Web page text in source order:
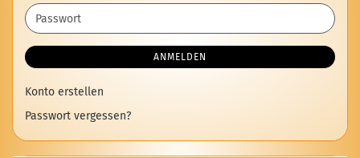
Adresse
Passwort
ANMELDEN
Konto erstellen
Passwort vergessen?